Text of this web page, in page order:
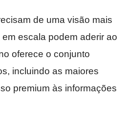
de uma visão mais
escala podem aderir ao
oferece o conjunto
incluindo as maiores
premium às informações